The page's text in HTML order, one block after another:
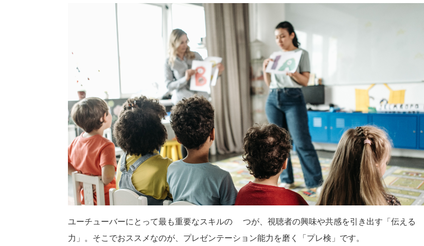
ユーチューバーにとって最も重要なスキルの1つが、視聴者の興味や共感を引き出す「伝える
力」。そこでおススメなのが、プレゼンテーション能力を磨く「プレ検」です。